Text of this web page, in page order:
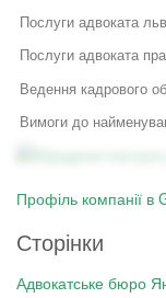
Послуги адвоката
Послуги адвоката
Ведення кадрового
Вимоги до
Ліквідація
Договір про передачу
Реєстрація
Юридичні послуги для
Правовий захист
власності
Правовий захист
комерції
Реєстрація,
ліквідація бізнесу
Профіль компанії в
Сторінки
Адвокатське бюро